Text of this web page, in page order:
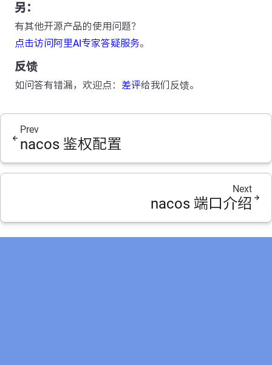
另：
有其他开源产品的使用问题？
点击访问阿里AI专家答疑服务。
反馈
如问答有错漏，欢迎点： 差评给我们反馈。
Prev
nacos 鉴权配置
Next
nacos 端口介绍